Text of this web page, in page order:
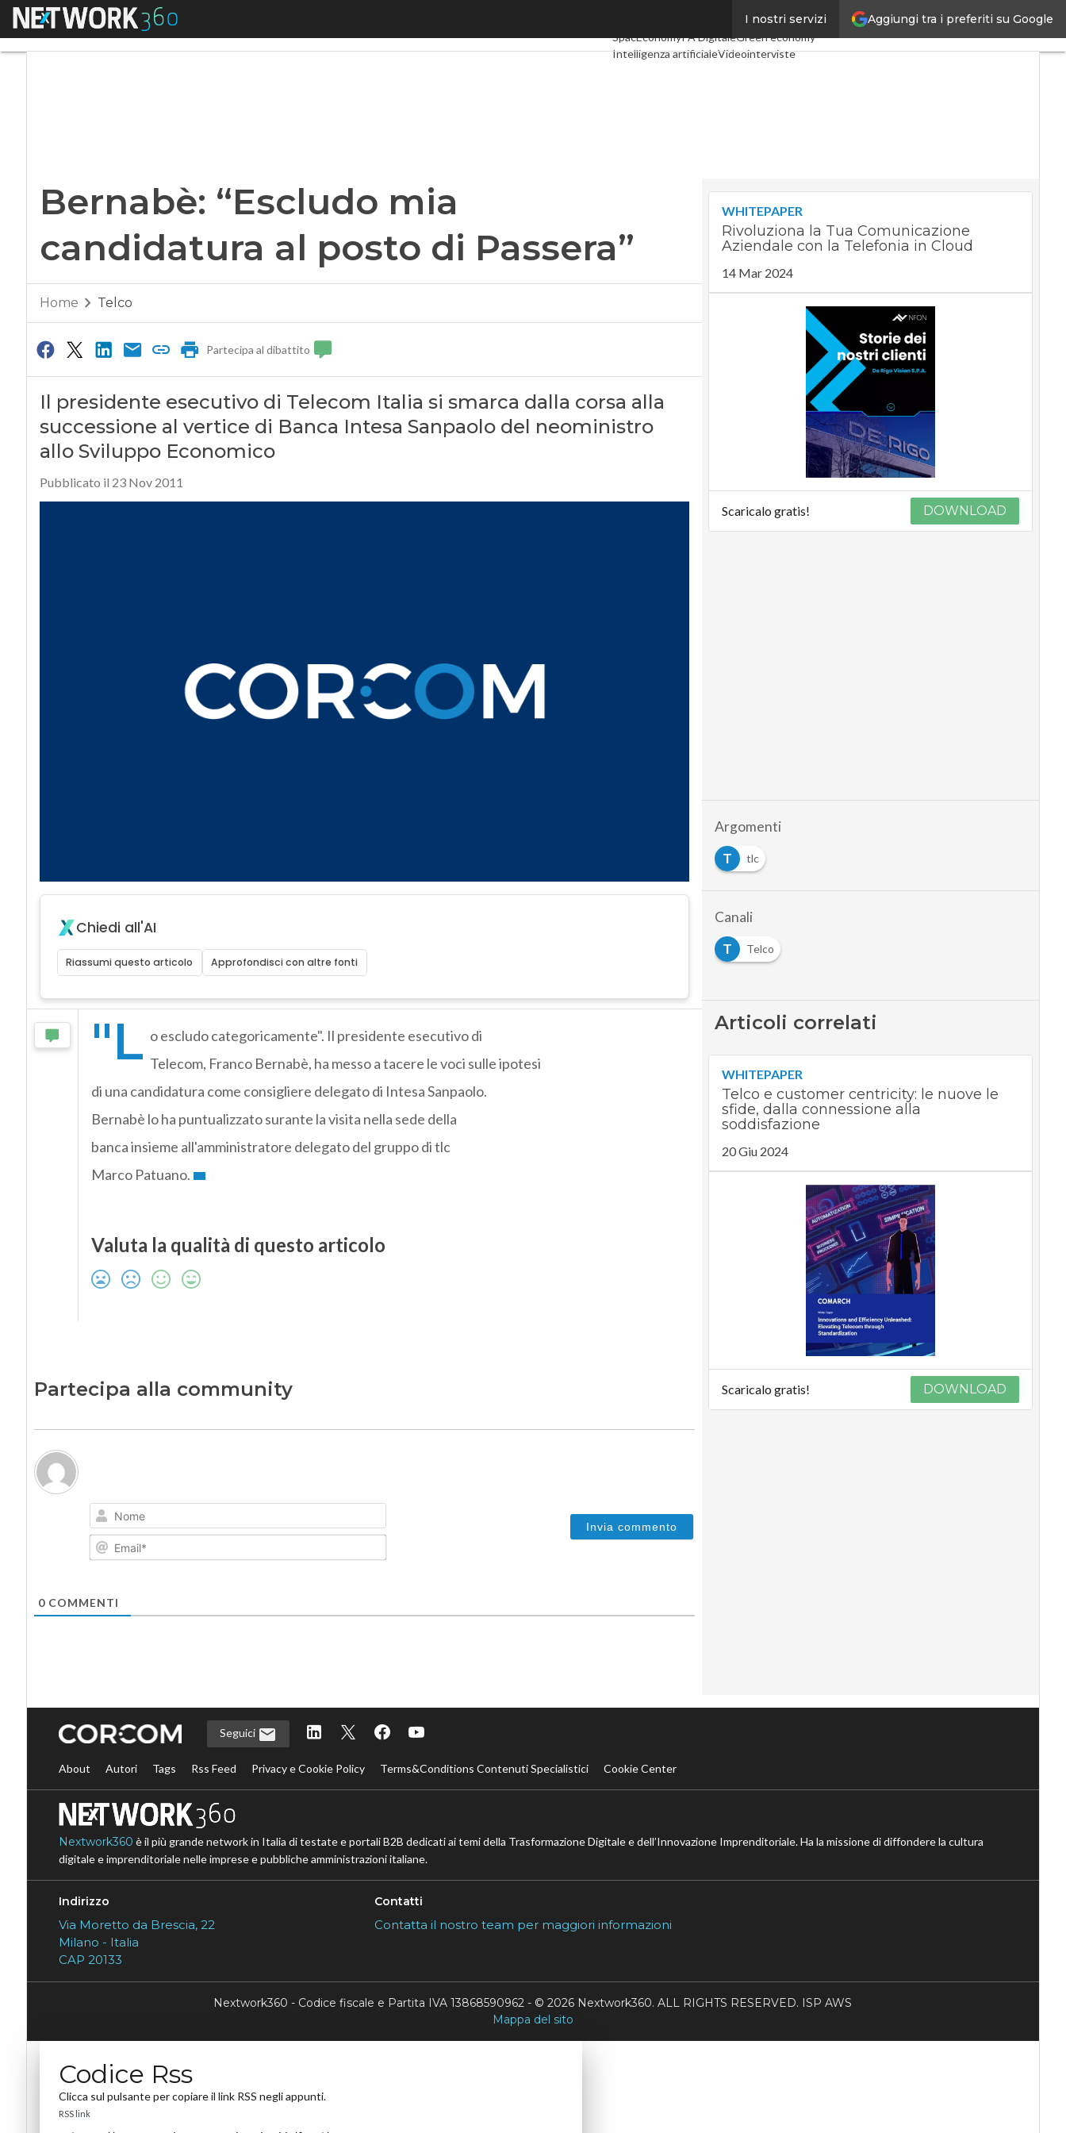
Aggiungi tra i preferiti su Google
I nostri servizi
Menu Digital EconomyTelcoIndustria 4.0
SpacEconomyPA DigitaleGreen economy
Intelligenza artificialeVideointerviste
Bernabè: “Escludo mia
candidatura al posto di Passera”
Home Telco
Partecipa al dibattito
Il presidente esecutivo di Telecom Italia si smarca dalla corsa alla
successione al vertice di Banca Intesa Sanpaolo del neoministro
allo Sviluppo Economico
Pubblicato il 23 Nov 2011
Chiedi all'AI
Riassumi questo articolo Approfondisci con altre fonti
"L o escludo categoricamente". Il presidente esecutivo di
Telecom, Franco Bernabè, ha messo a tacere le voci sulle ipotesi
di una candidatura come consigliere delegato di Intesa Sanpaolo.
Bernabè lo ha puntualizzato surante la visita nella sede della
banca insieme all'amministratore delegato del gruppo di tlc
Marco Patuano.
Valuta la qualità di questo articolo
Partecipa alla community
Nome
Email*
0COMMENTI
WHITEPAPER
Rivoluziona la Tua Comunicazione
Aziendale con la Telefonia in Cloud
14 Mar 2024
Scaricalo gratis! DOWNLOAD
Argomenti
T
tlc
Canali
T
Telco
Articoli correlati
WHITEPAPER
Telco e customer centricity: le nuove le
sfide, dalla connessione alla
soddisfazione
20 Giu 2024
Scaricalo gratis! DOWNLOAD
Seguici
About Autori Tags Rss Feed Privacy e Cookie Policy Terms&Conditions Contenuti Specialistici Cookie Center
Nextwork360 è il più grande network in Italia di testate e portali B2B dedicati ai temi della Trasformazione Digitale e dell’Innovazione Imprenditoriale. Ha la missione di diffondere la cultura
digitale e imprenditoriale nelle imprese e pubbliche amministrazioni italiane.
Indirizzo
Via Moretto da Brescia, 22
Milano - Italia
CAP 20133
Contatti
Contatta il nostro team per maggiori informazioni
Nextwork360 - Codice fiscale e Partita IVA 13868590962 - © 2026 Nextwork360. ALL RIGHTS RESERVED. ISP AWS
Mappa del sito
Codice Rss
Clicca sul pulsante per copiare il link RSS negli appunti.
RSS link